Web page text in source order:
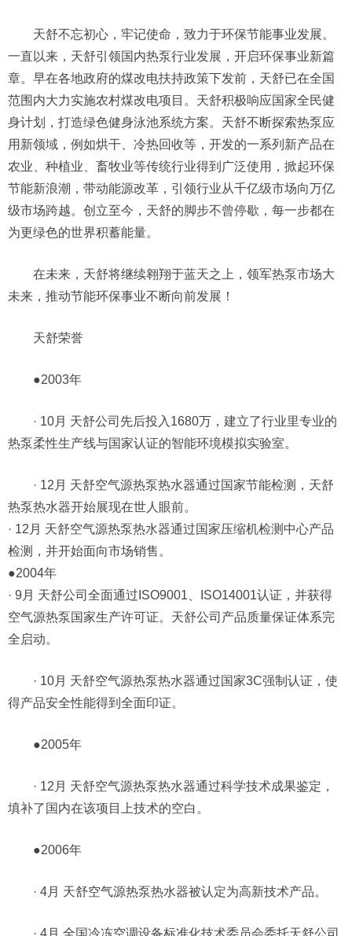
天舒不忘初心，牢记使命，致力于环保节能事业发展。
一直以来，天舒引领国内热泵行业发展，开启环保事业新篇
章。早在各地政府的煤改电扶持政策下发前，天舒已在全国
范围内大力实施农村煤改电项目。天舒积极响应国家全民健
身计划，打造绿色健身泳池系统方案。天舒不断探索热泵应
用新领域，例如烘干、冷热回收等，开发的一系列新产品在
农业、种植业、畜牧业等传统行业得到广泛使用，掀起环保
节能新浪潮，带动能源改革，引领行业从千亿级市场向万亿
级市场跨越。创立至今，天舒的脚步不曾停歇，每一步都在
为更绿色的世界积蓄能量。
在未来，天舒将继续翱翔于蓝天之上，领军热泵市场大
未来，推动节能环保事业不断向前发展！
天舒荣誉
●2003年
· 10月 天舒公司先后投入1680万，建立了行业里专业的
热泵柔性生产线与国家认证的智能环境模拟实验室。
· 12月 天舒空气源热泵热水器通过国家节能检测，天舒
热泵热水器开始展现在世人眼前。
· 12月 天舒空气源热泵热水器通过国家压缩机检测中心产品
检测，并开始面向市场销售。
●2004年
· 9月 天舒公司全面通过ISO9001、ISO14001认证，并获得
空气源热泵国家生产许可证。天舒公司产品质量保证体系完
全启动。
· 10月 天舒空气源热泵热水器通过国家3C强制认证，使
得产品安全性能得到全面印证。
●2005年
· 12月 天舒空气源热泵热水器通过科学技术成果鉴定，
填补了国内在该项目上技术的空白。
●2006年
· 4月 天舒空气源热泵热水器被认定为高新技术产品。
· 4月 全国冷冻空调设备标准化技术委员会委托天舒公司